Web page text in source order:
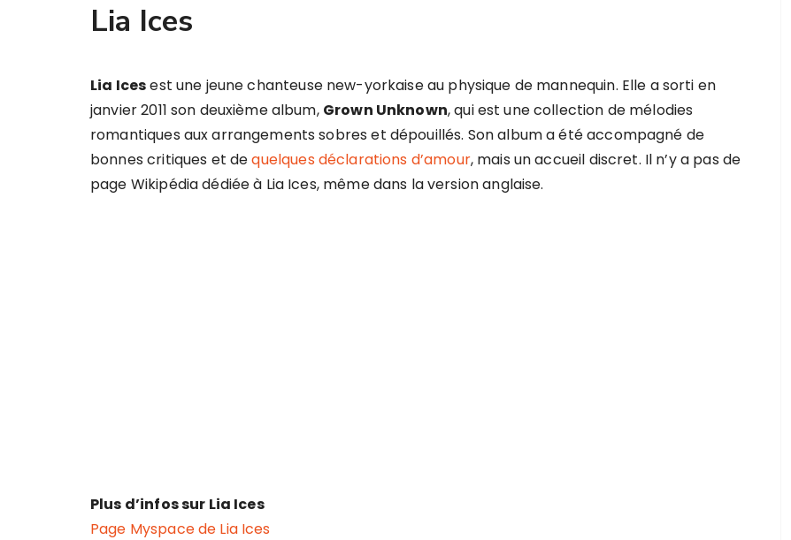
Lia Ices
Lia Icesest une jeune chanteuse new-yorkaise au physique de mannequin. Elle a sorti en
janvier 2011 son deuxième album, Grown Unknown, qui est une collection de mélodies
romantiques aux arrangements sobres et dépouillés. Son album a été accompagné de
bonnes critiques et dequelques déclarations d’amour, mais un accueil discret. Il n’y a pas de
page Wikipédia dédiée à Lia Ices, même dans la version anglaise.
Plus d’infos sur Lia Ices
Page Myspace de Lia Ices